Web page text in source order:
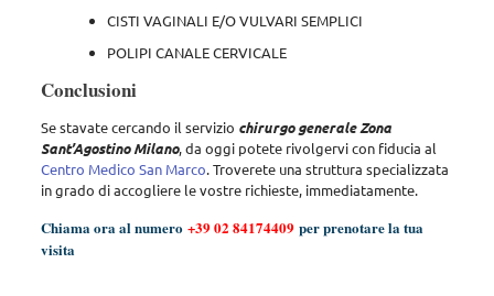
CISTI VAGINALI E/O VULVARI SEMPLICI
POLIPI CANALE CERVICALE
Conclusioni
Se stavate cercando il servizio chirurgo generale Zona
Sant’Agostino Milano, da oggi potete rivolgervi con fiducia al
Centro Medico San Marco. Troverete una struttura specializzata
in grado di accogliere le vostre richieste, immediatamente.
Chiama ora al numero +39 02 84174409per prenotare la tua
visita